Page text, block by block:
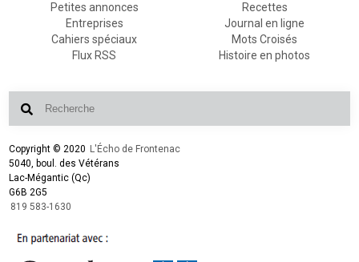
Petites annonces
Entreprises
Cahiers spéciaux
Flux RSS
Recettes
Journal en ligne
Mots Croisés
Histoire en photos
Copyright © 2020 L'Écho de Frontenac
5040, boul. des Vétérans
Lac-Mégantic (Qc)
G6B 2G5
819 583-1630